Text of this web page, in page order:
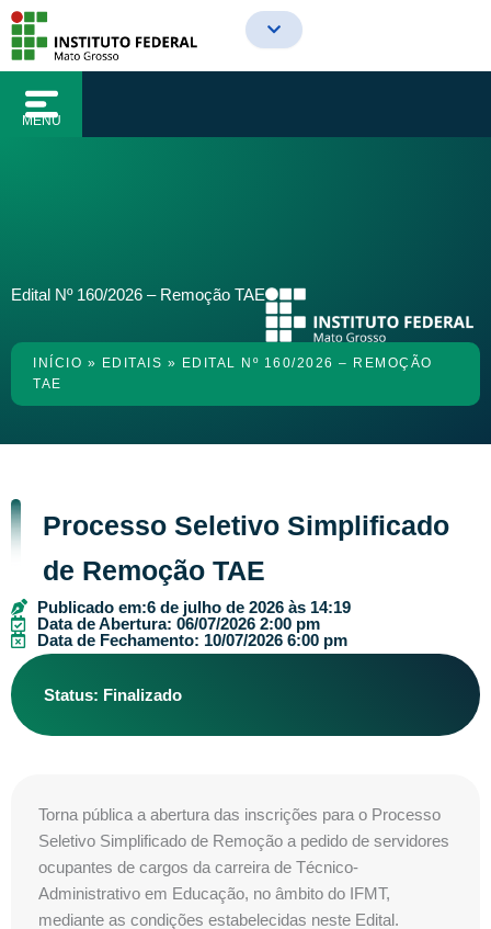
conteúdo
para
conteúdo
MENU
Edital Nº 160/2026 – Remoção TAE
INÍCIO » EDITAIS » EDITAL Nº 160/2026 – REMOÇÃO
TAE
Processo Seletivo Simplificado
de Remoção TAE
Publicado em:6 de julho de 2026 às 14:19
Data de Abertura: 06/07/2026 2:00 pm
Data de Fechamento: 10/07/2026 6:00 pm
Status: Finalizado
Torna pública a abertura das inscrições para o Processo
Seletivo Simplificado de Remoção a pedido de servidores
ocupantes de cargos da carreira de Técnico-
Administrativo em Educação, no âmbito do IFMT,
mediante as condições estabelecidas neste Edital.